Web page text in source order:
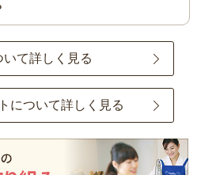
て詳しく見る
について詳しく見る